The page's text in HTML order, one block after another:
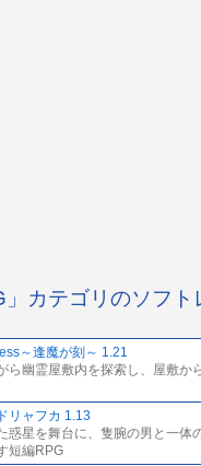
」カテゴリのソフト
～逢魔が刻～ 1.21
ら幽霊屋敷内を探索し、屋敷か
リャフカ 1.13
惑星を舞台に、隻腕の男と一体
短編RPG